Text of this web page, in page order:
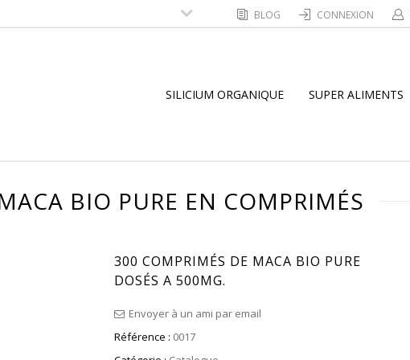
BLOG CONNEXION
SILICIUM ORGANIQUE SUPER ALIMENTS
BIO PURE EN COMPRIMÉS
300 COMPRIMÉS DE MACA BIO PURE
DOSÉS A 500MG.
Envoyer à un ami par email
Référence : 0017